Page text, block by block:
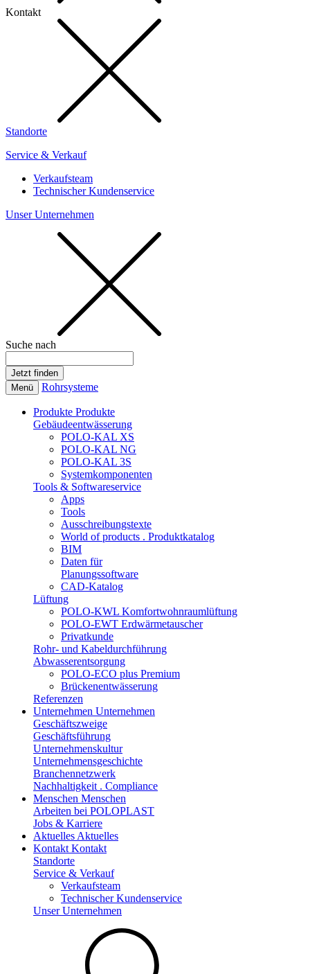
Kontakt
Standorte
Service & Verkauf
Verkaufsteam
Technischer Kundenservice
Unser Unternehmen
Suche nach
Menü Rohrsysteme
Produkte Produkte
Gebäudeentwässerung
POLO-KAL XS
POLO-KAL NG
POLO-KAL 3S
Systemkomponenten
Tools & Softwareservice
Apps
Tools
Ausschreibungstexte
World of products . Produktkatalog
BIM
Daten für
Planungssoftware
CAD-Katalog
Lüftung
POLO-KWL Komfortwohnraumlüftung
POLO-EWT Erdwärmetauscher
Privatkunde
Rohr- und Kabeldurchführung
Abwasserentsorgung
POLO-ECO plus Premium
Brückenentwässerung
Referenzen
Unternehmen Unternehmen
Geschäftszweige
Geschäftsführung
Unternehmenskultur
Unternehmensgeschichte
Branchennetzwerk
Nachhaltigkeit . Compliance
Menschen Menschen
Arbeiten bei POLOPLAST
Jobs & Karriere
Aktuelles Aktuelles
Kontakt Kontakt
Standorte
Service & Verkauf
Verkaufsteam
Technischer Kundenservice
Unser Unternehmen